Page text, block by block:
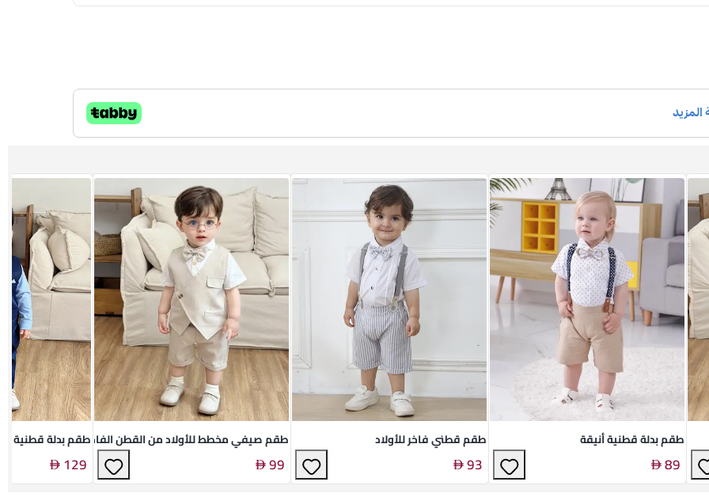
طقم بدلة قطنية أنيقة
89
طقم قطني فاخر للأولاد
93
طقم صيفي مخطط للأولاد من القطن الفاخر
99
طقم بدلة قطنية
129